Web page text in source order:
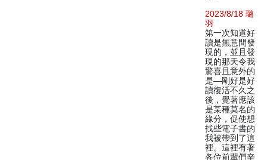
2023/8/18 璐
羽
第一次知道好
讀是無意間發
現的，並且發
現的那天令我
驚喜且意外的
是—剛好是好
讀復活不久之
後，覺著應該
是某種莫名的
緣分，促使想
找些電子書的
我被帶到了這
裡。這裡有著
各位前輩們辛